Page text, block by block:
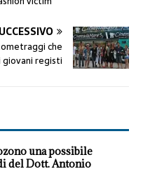
che
giovani registi
una possibile
del Dott. Antonio